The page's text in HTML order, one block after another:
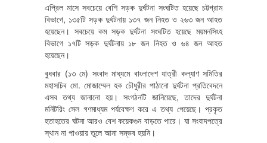
এপ্রিল মাসে সবচেয়ে বেশি সড়ক দুর্ঘটনা সংঘটিত হয়েছে চট্টগ্রাম
বিভাগে, ১৩৫টি সড়ক দুর্ঘটনায় ১৩৭ জন নিহত ও ২৬৩ জন আহত
হয়েছেন। সবচেয়ে কম সড়ক দুর্ঘটনা সংঘটিত হয়েছে ময়মনসিংহ
বিভাগে ১৭টি সড়ক দুর্ঘটনায় ১৮ জন নিহত ও ৬৪ জন আহত
হয়েছেন।
বুধবার (১৩ মে) সংবাদ মাধ্যমে বাংলাদেশ যাত্রী কল্যাণ সমিতির
মহাসচিব মো. মোজাম্মেল হক চৌধুরীর পাঠানো দুর্ঘটনা প্রতিবেদনে
এসব তথ্য জানানো হয়। সংগঠনটি জানিয়েছে, তাদের দুর্ঘটনা
মনিটরিং সেল গণমাধ্যম পর্যবেক্ষণ করে এ তথ্য পেয়েছে। প্রকৃত
হতাহতের ঘটনা আরও বেশ কয়েকগুন বাড়তে পারে। যা সংবাদপত্রে
স্থান না পাওয়ায় তুলে আনা সম্ভব হয়নি।